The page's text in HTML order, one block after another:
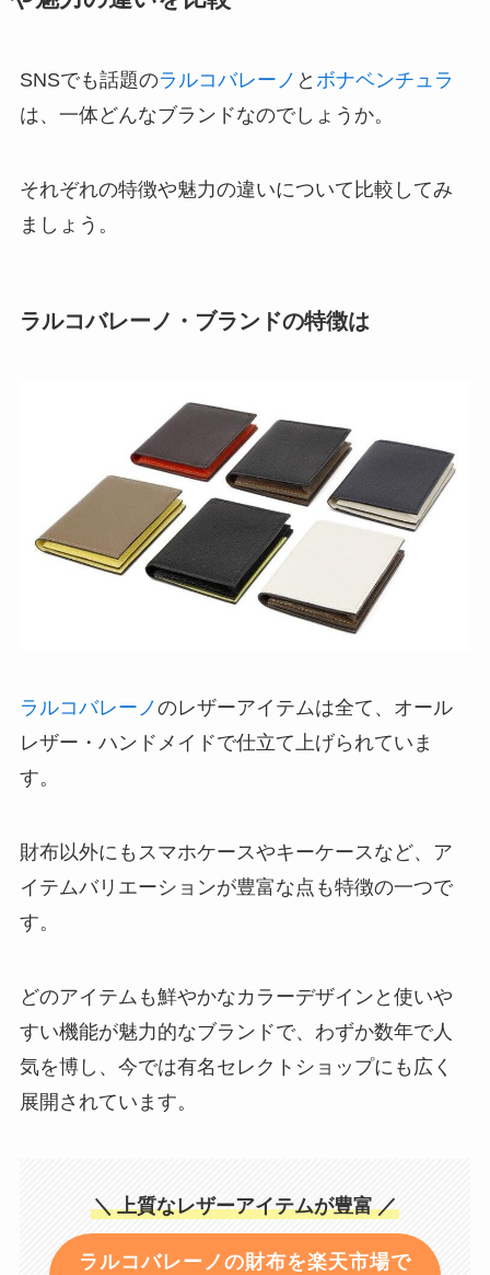
SNSでも話題のラルコバレーノ と ボナベンチュラ
は、一体どんなブランドなのでしょうか。
それぞれの特徴や魅力の違いについて比較してみ
ましょう。
ラルコバレーノ・ブランドの特徴は
ラルコバレーノのレザーアイテムは全て、オール
レザー・ハンドメイドで仕立て上げられていま
す。
財布以外にもスマホケースやキーケースなど、ア
イテムバリエーションが豊富な点も特徴の一つで
す。
どのアイテムも鮮やかなカラーデザインと使いや
すい機能が魅力的なブランドで、わずか数年で人
気を博し、今では有名セレクトショップにも広く
展開されています。
＼ 上質なレザーアイテムが豊富 ／
ラルコバレーノの財布を楽天市場で